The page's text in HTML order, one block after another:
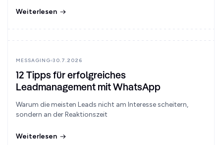
Weiterlesen
MESSAGING 30.7.2026
12 Tipps für erfolgreiches
Leadmanagement mit WhatsApp
Warum die meisten Leads nicht am Interesse scheitern,
sondern an der Reaktionszeit
Weiterlesen